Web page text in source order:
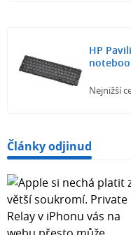
HP
Nejnižší
Články odjinud